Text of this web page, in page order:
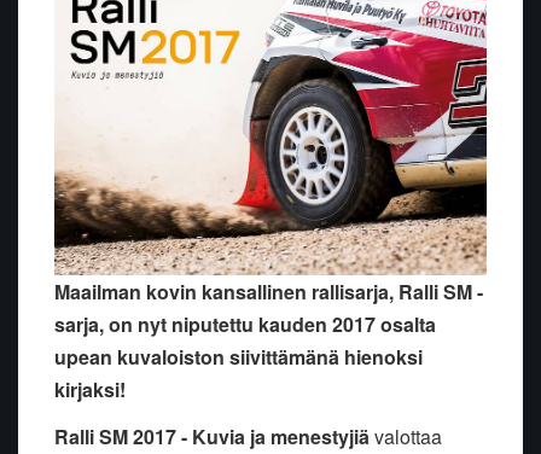
Maailman kovin kansallinen rallisarja, Ralli SM -
sarja, on nyt niputettu kauden 2017 osalta
upean kuvaloiston siivittämänä hienoksi
kirjaksi!
Ralli SM 2017 - Kuvia ja menestyjiävalottaa